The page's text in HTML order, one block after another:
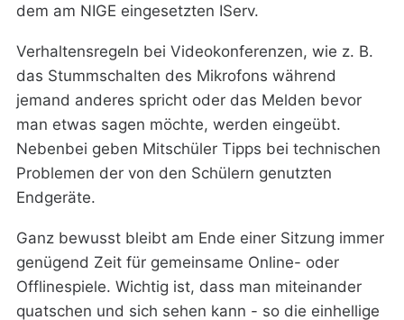
dem am NIGE eingesetzten IServ.
Verhaltensregeln bei Videokonferenzen, wie z. B.
das Stummschalten des Mikrofons während
jemand anderes spricht oder das Melden bevor
man etwas sagen möchte, werden eingeübt.
Nebenbei geben Mitschüler Tipps bei technischen
Problemen der von den Schülern genutzten
Endgeräte.
Ganz bewusst bleibt am Ende einer Sitzung immer
genügend Zeit für gemeinsame Online- oder
Offlinespiele. Wichtig ist, dass man miteinander
quatschen und sich sehen kann - so die einhellige